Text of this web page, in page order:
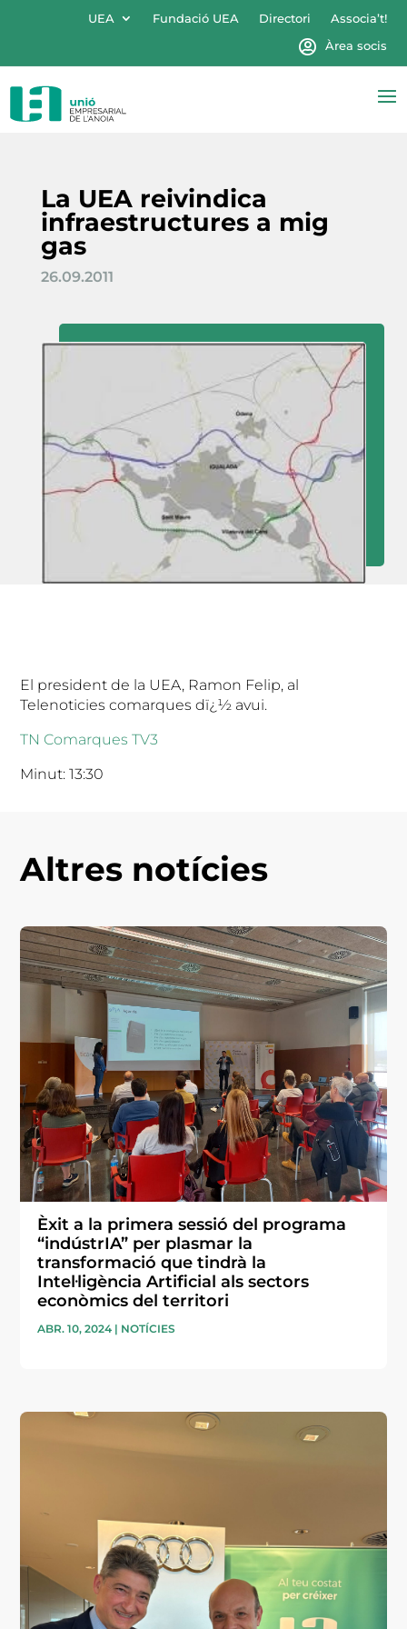
UEA Fundació UEA Directori
Associa’t!
Àrea socis
La UEA reivindica
infraestructures a mig
gas
26.09.2011
El president de la UEA, Ramon Felip, al
Telenoticies comarques dï¿½ avui.
TN Comarques TV3
Minut: 13:30
Altres notícies
Èxit a la primera sessió del programa
“indústrIA” per plasmar la
transformació que tindrà la
Intel·ligència Artificial als sectors
econòmics del territori
ABR. 10, 2024 | NOTÍCIES